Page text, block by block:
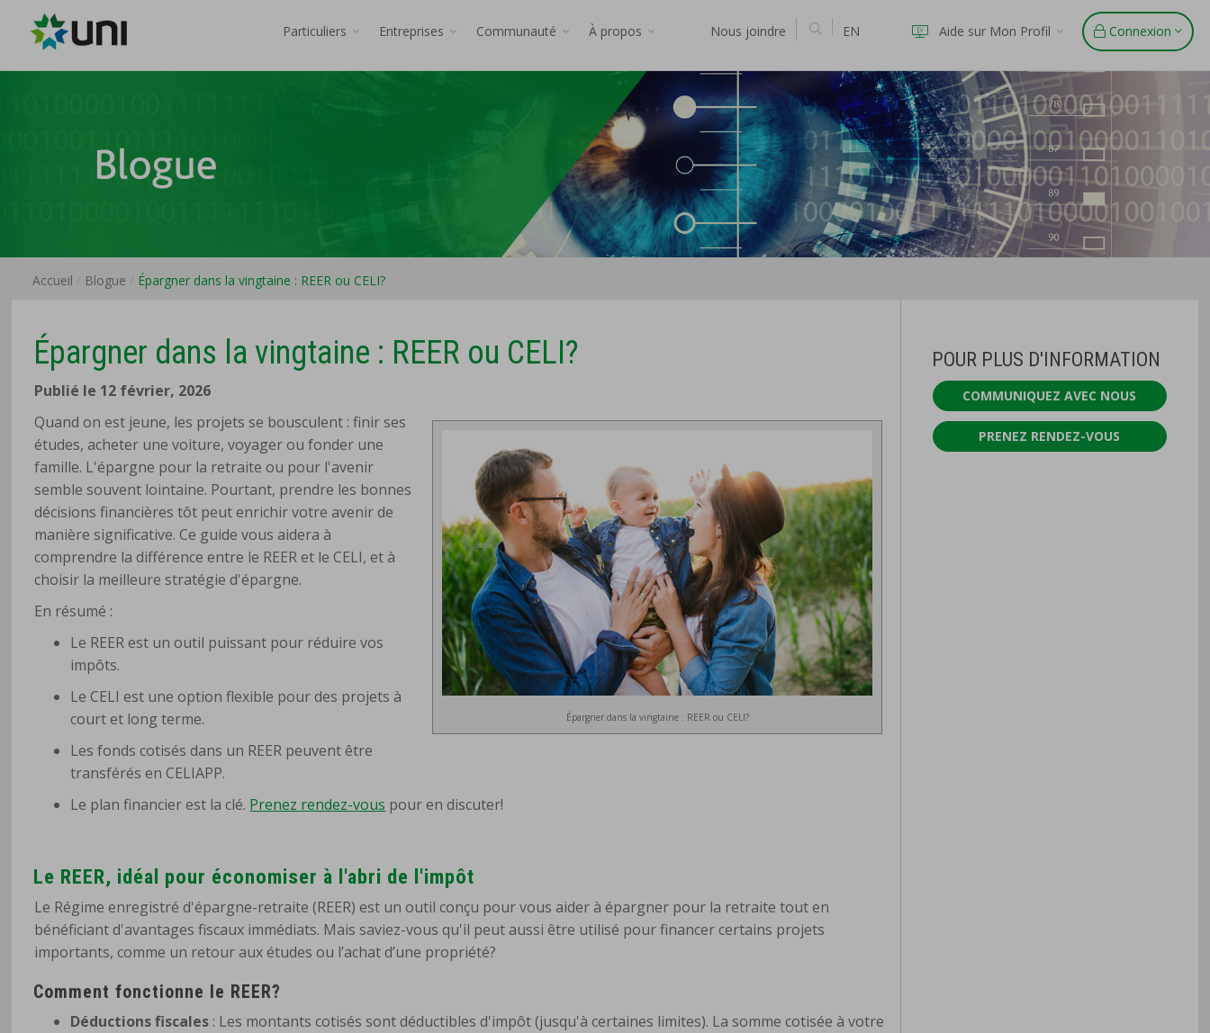
Particuliers Entreprises Communauté À propos Nous joindre EN Aide sur Mon Profil Connexion
Accueil Blogue Épargner dans la vingtaine : REER ou CELI?
Épargner dans la vingtaine : REER ou CELI?
Publié le 12 février, 2026
Épargner dans la vingtaine : REER ou CELI?
Quand on est jeune, les projets se bousculent : finir ses
études, acheter une voiture, voyager ou fonder une
famille. L'épargne pour la retraite ou pour l'avenir
semble souvent lointaine. Pourtant, prendre les bonnes
décisions financières tôt peut enrichir votre avenir de
manière significative. Ce guide vous aidera à
comprendre la différence entre le REER et le CELI, et à
choisir la meilleure stratégie d'épargne.
En résumé :
Le REER est un outil puissant pour réduire vos
impôts.
Le CELI est une option flexible pour des projets à
court et long terme.
Les fonds cotisés dans un REER peuvent être
transférés en CELIAPP.
Le plan financier est la clé. Prenez rendez-vous pour en discuter!
Le REER, idéal pour économiser à l'abri de l'impôt
Le Régime enregistré d'épargne-retraite (REER) est un outil conçu pour vous aider à épargner pour la retraite tout en
bénéficiant d'avantages fiscaux immédiats. Mais saviez-vous qu'il peut aussi être utilisé pour financer certains projets
importants, comme un retour aux études ou l’achat d’une propriété?
Comment fonctionne le REER?
Déductions fiscales : Les montants cotisés sont déductibles d'impôt (jusqu'à certaines limites). La somme cotisée à votre
POUR PLUS D'INFORMATION
COMMUNIQUEZ AVEC NOUS
PRENEZ RENDEZ-VOUS